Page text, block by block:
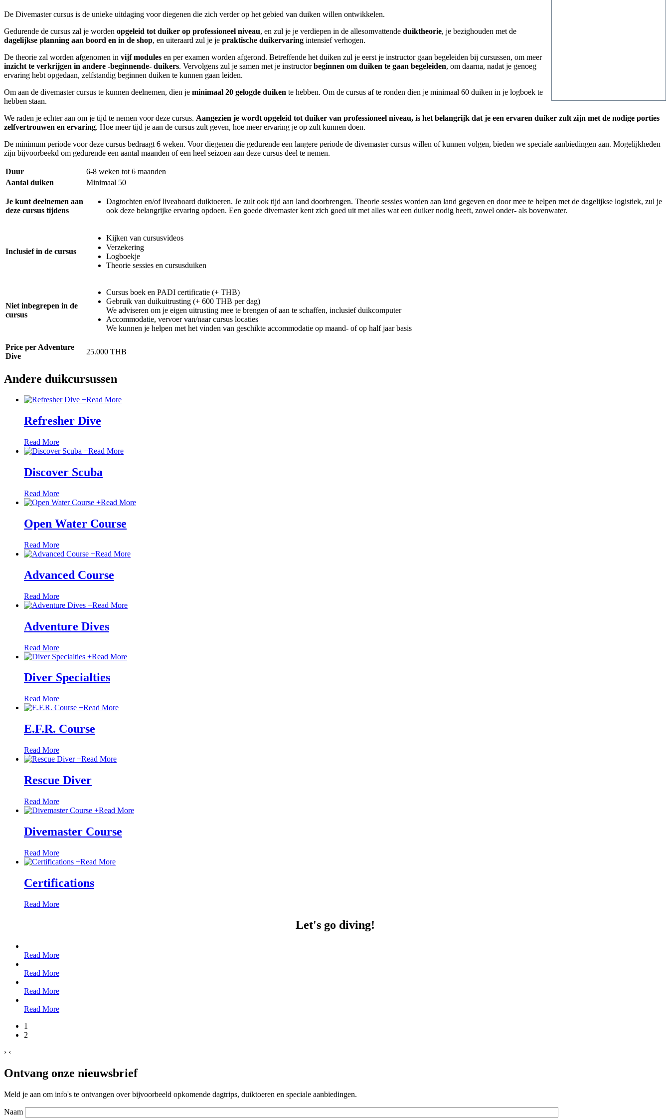
De Divemaster cursus is de unieke uitdaging voor diegenen die zich verder op het gebied van duiken willen ontwikkelen.
Gedurende de cursus zal je worden opgeleid tot duiker op professioneel niveau, en zul je je verdiepen in de allesomvattende duiktheorie, je bezighouden met de
dagelijkse planning aan boord en in de shop, en uiteraard zul je je praktische duikervaring intensief verhogen.
De theorie zal worden afgenomen in vijf modules en per examen worden afgerond. Betreffende het duiken zul je eerst je instructor gaan begeleiden bij cursussen, om meer
inzicht te verkrijgen in andere -beginnende- duikers. Vervolgens zul je samen met je instructorbeginnen om duiken te gaan begeleiden, om daarna, nadat je genoeg
ervaring hebt opgedaan, zelfstandig beginnen duiken te kunnen gaan leiden.
Om aan de divemaster cursus te kunnen deelnemen, dien je minimaal 20 gelogde duiken te hebben. Om de cursus af te ronden dien je minimaal 60 duiken in je logboek te
hebben staan.
We raden je echter aan om je tijd te nemen voor deze cursus. Aangezien je wordt opgeleid tot duiker van professioneel niveau, is het belangrijk dat je een ervaren duiker zult zijn met de nodige porties
zelfvertrouwen en ervaring. Hoe meer tijd je aan de cursus zult geven, hoe meer ervaring je op zult kunnen doen.
De minimum periode voor deze cursus bedraagt 6 weken. Voor diegenen die gedurende een langere periode de divemaster cursus willen of kunnen volgen, bieden we speciale aanbiedingen aan. Mogelijkheden
zijn bijvoorbeekd om gedurende een aantal maanden of een heel seizoen aan deze cursus deel te nemen.
Duur
6-8 weken tot 6 maanden
Aantal duiken
Minimaal 50
Je kunt deelnemen aan
deze cursus tijdens
Dagtochten en/of liveaboard duiktoeren. Je zult ook tijd aan land doorbrengen. Theorie sessies worden aan land gegeven en door mee te helpen met de dagelijkse logistiek, zul je
ook deze belangrijke ervaring opdoen. Een goede divemaster kent zich goed uit met alles wat een duiker nodig heeft, zowel onder- als bovenwater.
Inclusief in de cursus
Kijken van cursusvideos
Verzekering
Logboekje
Theorie sessies en cursusduiken
Niet inbegrepen in de
cursus
Cursus boek en PADI certificatie (+ THB)
Gebruik van duikuitrusting (+ 600 THB per dag)
We adviseren om je eigen uitrusting mee te brengen of aan te schaffen, inclusief duikcomputer
Accommodatie, vervoer van/naar cursus locaties
We kunnen je helpen met het vinden van geschikte accommodatie op maand- of op half jaar basis
Price per Adventure
Dive
25.000 THB
Andere duikcursussen
+Read More
Refresher Dive
Read More
+Read More
Discover Scuba
Read More
+Read More
Open Water Course
Read More
+Read More
Advanced Course
Read More
+Read More
Adventure Dives
Read More
+Read More
Diver Specialties
Read More
+Read More
E.F.R. Course
Read More
+Read More
Rescue Diver
Read More
+Read More
Divemaster Course
Read More
+Read More
Certifications
Read More
Let's go diving!
Read More
Read More
Read More
Read More
1
2
› ‹
Ontvang onze nieuwsbrief
Meld je aan om info's te ontvangen over bijvoorbeeld opkomende dagtrips, duiktoeren en speciale aanbiedingen.
Naam